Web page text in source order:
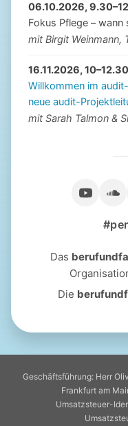
06.10.2026,
Fokus Pflege – wann
mit Birgit Weinmann,
16.11.2026,
Willkommen im
neue audit-
mit Sarah Talmon &
Das
Die
Geschäftsführung: Herr
Frankfurt am
Umsatzsteuer-